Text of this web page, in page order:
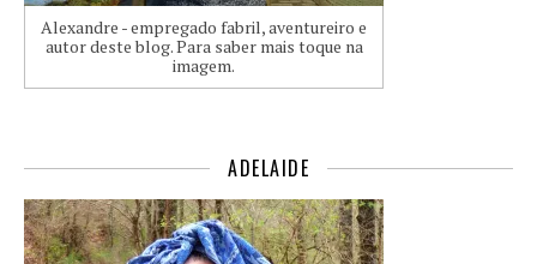
Alexandre - empregado fabril, aventureiro e
autor deste blog. Para saber mais toque na
imagem.
ADELAIDE